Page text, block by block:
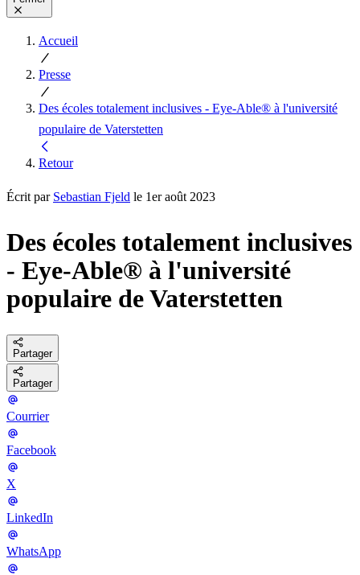
Accueil
Presse
Des écoles totalement inclusives - Eye-Able® à l'université
populaire de Vaterstetten
Retour
Écrit par Sebastian Fjeld le 1er août 2023
Des écoles totalement inclusives
- Eye-Able® à l'université
populaire de Vaterstetten
Partager
Partager
Courrier
Facebook
X
LinkedIn
WhatsApp